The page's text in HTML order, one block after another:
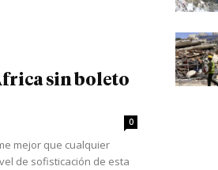
sin boleto
0
mejor que cualquier
de sofisticación de esta